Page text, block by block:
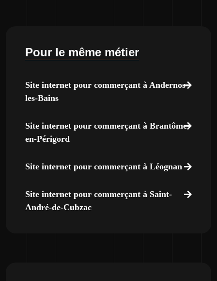
Pour le même métier
Site internet pour commerçant à Andernos-
les-Bains
Site internet pour commerçant à Brantôme-
en-Périgord
Site internet pour commerçant à Léognan
Site internet pour commerçant à Saint-
André-de-Cubzac